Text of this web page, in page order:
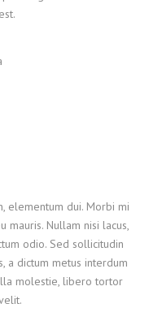
elementum dui. Morbi mi
mauris. Nullam nisi lacus,
odio. Sed sollicitudin
a dictum metus interdum
molestie, libero tortor